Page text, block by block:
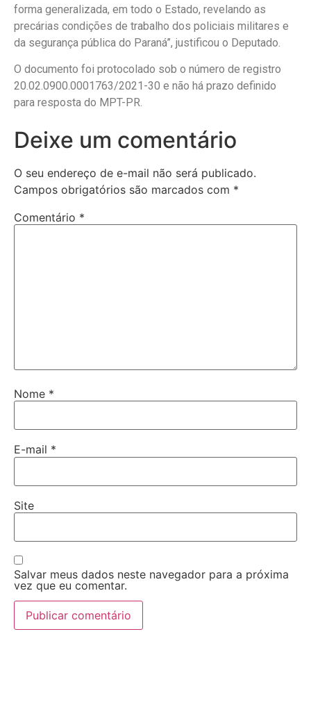
forma generalizada, em todo o Estado, revelando as
precárias condições de trabalho dos policiais militares e
da segurança pública do Paraná”, justificou o Deputado.
O documento foi protocolado sob o número de registro
20.02.0900.0001763/2021-30 e não há prazo definido
para resposta do MPT-PR.
Deixe um comentário
O seu endereço de e-mail não será publicado.
Campos obrigatórios são marcados com *
Comentário *
Nome *
E-mail *
Site
Salvar meus dados neste navegador para a próxima
vez que eu comentar.